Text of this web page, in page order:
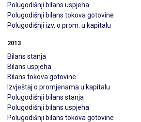
Polugodišnji bilans uspjeha
Polugodišnji bilans tokova gotovine
Polugodišnji izv. o prom. u kapitalu
2013
Bilans stanja
Bilans uspjeha
Bilans tokova gotovine
Izvještaj o promjenama u kapitalu
Polugodišnji bilans stanja
Polugodišnji bilans uspjeha
Polugodišnji bilans tokova gotovine